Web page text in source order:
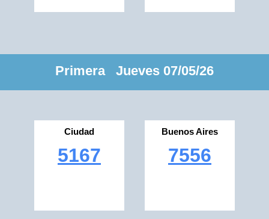
Primera Jueves 07/05/26
Ciudad
5167
Buenos Aires
7556